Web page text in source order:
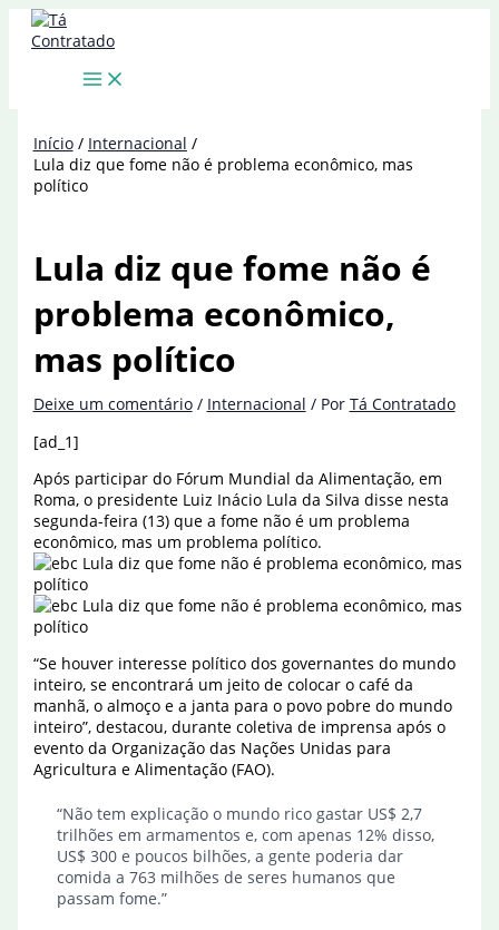
para
Início
Internacional
Lula diz que fome não é problema econômico, mas
político
Lula diz que fome não é
problema econômico,
mas político
Deixe um comentário / Internacional / Por Tá Contratado
[ad_1]
Após participar do Fórum Mundial da Alimentação, em
Roma, o presidente Luiz Inácio Lula da Silva disse nesta
segunda-feira (13) que a fome não é um problema
econômico, mas um problema político.
“Se houver interesse político dos governantes do mundo
inteiro, se encontrará um jeito de colocar o café da
manhã, o almoço e a janta para o povo pobre do mundo
inteiro”, destacou, durante coletiva de imprensa após o
evento da Organização das Nações Unidas para
Agricultura e Alimentação (FAO).
“Não tem explicação o mundo rico gastar US$ 2,7
trilhões em armamentos e, com apenas 12% disso,
US$ 300 e poucos bilhões, a gente poderia dar
comida a 763 milhões de seres humanos que
passam fome.”